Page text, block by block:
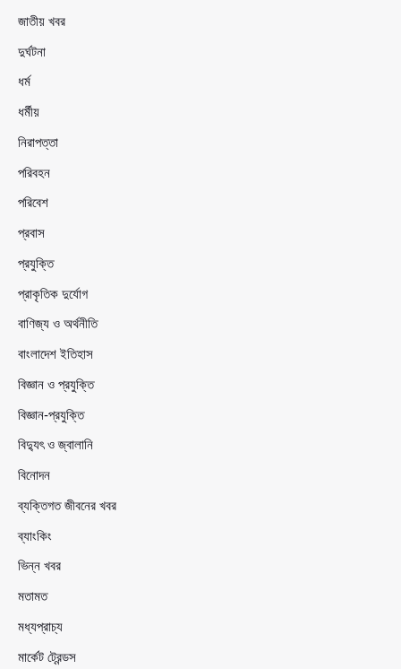
জাতীয় খবর
দুর্ঘটনা
ধর্ম
ধর্মীয়
নিরাপত্তা
পরিবহন
পরিবেশ
প্রবাস
প্রযুক্তি
প্রাকৃতিক দুর্যোগ
বাণিজ্য ও অর্থনীতি
বাংলাদেশ ইতিহাস
বিজ্ঞান ও প্রযুক্তি
বিজ্ঞান-প্রযুক্তি
বিদ্যুৎ ও জ্বালানি
বিনোদন
ব্যক্তিগত জীবনের খবর
ব্যাংকিং
ভিন্ন খবর
মতামত
মধ্যপ্রাচ্য
মার্কেট ট্রেন্ডস